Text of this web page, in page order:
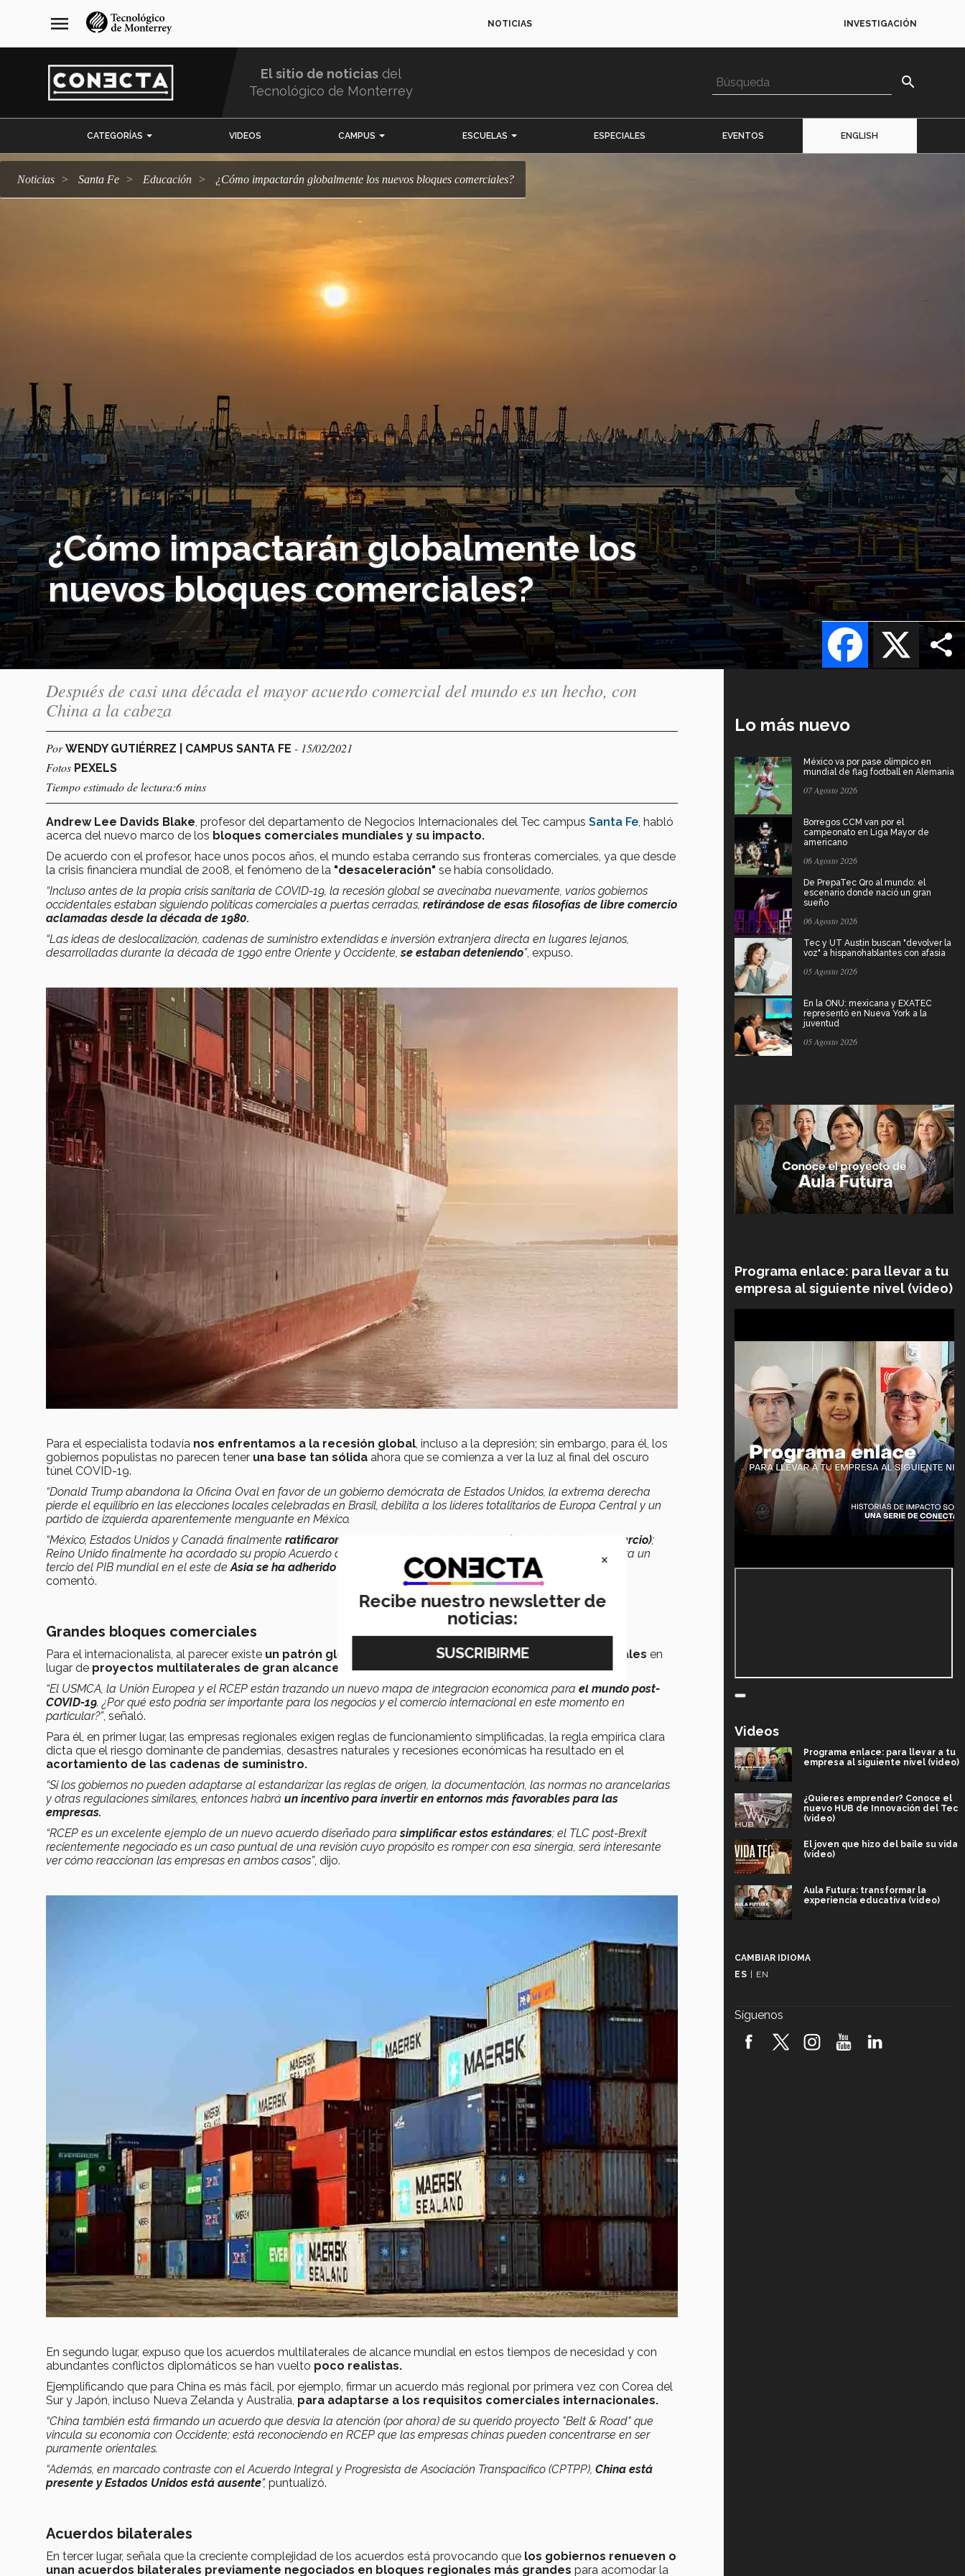
navegación
principal
menu NOTICIAS INVESTIGACIÓN
El sitio de noticias del
Tecnológico de Monterrey
search
CATEGORÍAS VIDEOS CAMPUS ESCUELAS ESPECIALES EVENTOS ENGLISH
Noticias Santa Fe Educación ¿Cómo impactarán globalmente los nuevos bloques comerciales?
¿Cómo impactarán globalmente los
nuevos bloques comerciales?
X
Facebook
Después de casi una década el mayor acuerdo comercial del mundo es un hecho, con
China a la cabeza
PorWENDY GUTIÉRREZ | CAMPUS SANTA FE - 15/02/2021
Fotos PEXELS
Tiempo estimado de lectura:6 mins
Andrew Lee Davids Blake , profesor del departamento de Negocios Internacionales del Tec campus Santa Fe , habló
acerca del nuevo marco de los bloques comerciales mundiales y su impacto.
De acuerdo con el profesor, hace unos pocos años, el mundo estaba cerrando sus fronteras comerciales, ya que desde
la crisis financiera mundial de 2008, el fenómeno de la "desaceleración" se había consolidado.
“Incluso antes de la propia crisis sanitaria de COVID-19, la recesión global se avecinaba nuevamente, varios gobiernos
occidentales estaban siguiendo políticas comerciales a puertas cerradas, retirándose de esas filosofías de libre comercio
aclamadas desde la década de 1980.
“Las ideas de deslocalización, cadenas de suministro extendidas e inversión extranjera directa en lugares lejanos,
desarrolladas durante la década de 1990 entre Oriente y Occidente,se estaban deteniendo”, expuso.
Para el especialista todavía nos enfrentamos a la recesión global, incluso a la depresión; sin embargo, para él, los
gobiernos populistas no parecen tener una base tan sólida ahora que se comienza a ver la luz al final del oscuro
túnel COVID-19.
“Donald Trump abandona la Oficina Oval en favor de un gobierno demócrata de Estados Unidos, la extrema derecha
pierde el equilibrio en las elecciones locales celebradas en Brasil, debilita a los líderes totalitarios de Europa Central y un
partido de izquierda aparentemente menguante en México.
“México, Estados Unidos y Canadá finalmente ratificaron una vez más el tratado T-MEC​ (tratado de libre comercio);
Reino Unido finalmente ha acordado su propio Acuerdo de Comercio y Cooperación con la Unión Europea; y ahora un
tercio del PIB mundial en el este deAsia se ha adherido al bloque comercial más grande del mundo, el RCEP
comentó.
Grandes bloques comerciales
Para el internacionalista, al parecer existe un patrón global emergente : el degrandes bloques comerciales en
lugar de proyectos multilaterales de gran alcance o acuerdos bilaterales regionales.
“El USMCA, la Unión Europea y el RCEP están trazando un nuevo mapa de integración económica para el mundo post-
COVID-19. ¿Por qué esto podría ser importante para los negocios y el comercio internacional en este momento en
particular?”, señaló.
Para él, en primer lugar, las empresas regionales exigen reglas de funcionamiento simplificadas, la regla empírica clara
dicta que el riesgo dominante de pandemias, desastres naturales y recesiones económicas ha resultado en el
acortamiento de las cadenas de suministro.
“Si los gobiernos no pueden adaptarse al estandarizar las reglas de origen, la documentación, las normas no arancelarias
y otras regulaciones similares, entonces habrá un incentivo para invertir en entornos más favorables para las
empresas.
“RCEP es un excelente ejemplo de un nuevo acuerdo diseñado parasimplificar estos estándares; el TLC post-Brexit
recientemente negociado es un caso puntual de una revisión cuyo propósito es romper con esa sinergia, será interesante
ver cómo reaccionan las empresas en ambos casos”, dijo.
En segundo lugar, expuso que los acuerdos multilaterales de alcance mundial en estos tiempos de necesidad y con
abundantes conflictos diplomáticos se han vuelto poco realistas.
Ejemplificando que para China es más fácil, por ejemplo, firmar un acuerdo más regional por primera vez con Corea del
Sur y Japón, incluso Nueva Zelanda y Australia, para adaptarse a los requisitos comerciales internacionales.
“China también está firmando un acuerdo que desvía la atención (por ahora) de su querido proyecto "Belt & Road" que
vincula su economía con Occidente; está reconociendo en RCEP que las empresas chinas pueden concentrarse en ser
puramente orientales.
“Además, en marcado contraste con el Acuerdo Integral y Progresista de Asociación Transpacífico (CPTPP), China está
presente y Estados Unidos está ausente”, puntualizó.
Acuerdos bilaterales
En tercer lugar, señala que la creciente complejidad de los acuerdos está provocando que los gobiernos renueven o
unan acuerdos bilaterales previamente negociados en bloques regionales más grandes para acomodar la
Lo más nuevo
México va por pase olímpico en
mundial de flag football en Alemania
07 Agosto 2026
Borregos CCM van por el
campeonato en Liga Mayor de
americano
06 Agosto 2026
De PrepaTec Qro al mundo: el
escenario donde nació un gran
sueño
06 Agosto 2026
Tec y UT Austin buscan "devolver la
voz" a hispanohablantes con afasia
05 Agosto 2026
En la ONU: mexicana y EXATEC
representó en Nueva York a la
juventud
05 Agosto 2026
Programa enlace: para llevar a tu
empresa al siguiente nivel (video)
Videos
Programa enlace: para llevar a tu
empresa al siguiente nivel (video)
¿Quieres emprender? Conoce el
nuevo HUB de Innovación del Tec
(video)
El joven que hizo del baile su vida
(video)
Aula Futura: transformar la
experiencia educativa (video)
robótica FIRST 2026! (video)
CAMBIAR IDIOMA
ES | EN
Síguenos
×
Recibe nuestro newsletter de
noticias: